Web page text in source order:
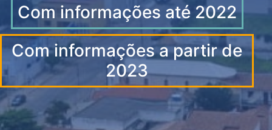
Com informações até 2022
Com informações a partir de
2023